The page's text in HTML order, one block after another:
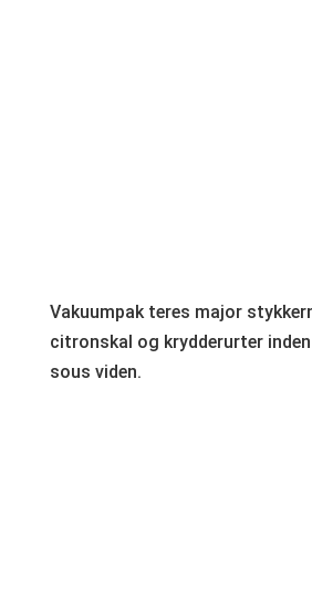
Vakuumpak teres major
citronskal og krydderurter
sous viden.